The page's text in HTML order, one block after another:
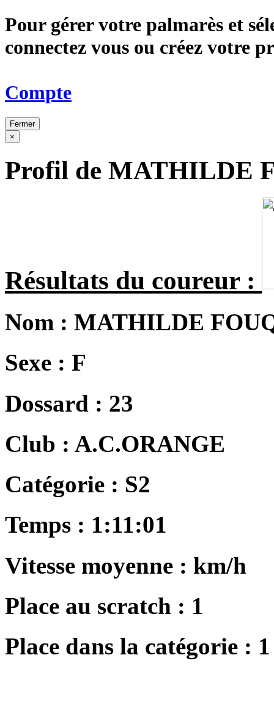
Pour gérer votre palmarès et
connectez vous ou créez votre
Compte
Fermer
×
Profil de MATHILDE
Résultats du coureur :
Nom : MATHILDE
Sexe : F
Dossard : 23
Club : A.C.ORANGE
Catégorie : S2
Temps : 1:11:01
Vitesse moyenne : km/h
Place au scratch : 1
Place dans la catégorie : 1